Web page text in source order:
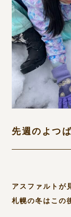
先週のよつば
アスファルトが
札幌の冬はこの